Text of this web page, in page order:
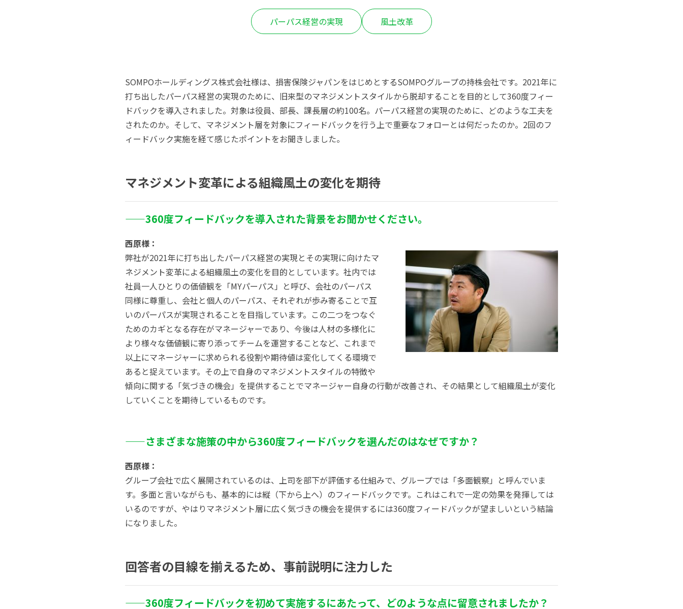
パーパス経営の実現 風土改革
SOMPOホールディングス株式会社様は、損害保険ジャパンをはじめとするSOMPOグループの持株会社です。2021年に
打ち出したパーパス経営の実現のために、旧来型のマネジメントスタイルから脱却することを目的として360度フィー
ドバックを導入されました。対象は役員、部長、課長層の約100名。パーパス経営の実現のために、どのような工夫を
されたのか。そして、マネジメント層を対象にフィードバックを行う上で重要なフォローとは何だったのか。2回のフ
ィードバック実施を経て感じたポイントをお聞きしました。
マネジメント変革による組織風土の変化を期待
——360度フィードバックを導入された背景をお聞かせください。
西原様：
弊社が2021年に打ち出したパーパス経営の実現とその実現に向けたマ
ネジメント変革による組織風土の変化を目的としています。社内では
社員一人ひとりの価値観を「MYパーパス」と呼び、会社のパーパス
同様に尊重し、会社と個人のパーパス、それぞれが歩み寄ることで互
いのパーパスが実現されることを目指しています。この二つをつなぐ
ためのカギとなる存在がマネージャーであり、今後は人材の多様化に
より様々な価値観に寄り添ってチームを運営することなど、これまで
以上にマネージャーに求められる役割や期待値は変化してくる環境で
あると捉えています。その上で自身のマネジメントスタイルの特徴や
傾向に関する「気づきの機会」を提供することでマネージャー自身の行動が改善され、その結果として組織風土が変化
していくことを期待しているものです。
——さまざまな施策の中から360度フィードバックを選んだのはなぜですか？
西原様：
グループ会社で広く展開されているのは、上司を部下が評価する仕組みで、グループでは「多面観察」と呼んでいま
す。多面と言いながらも、基本的には縦（下から上へ）のフィードバックです。これはこれで一定の効果を発揮しては
いるのですが、やはりマネジメント層に広く気づきの機会を提供するには360度フィードバックが望ましいという結論
になりました。
回答者の目線を揃えるため、事前説明に注力した
——360度フィードバックを初めて実施するにあたって、どのような点に留意されましたか？